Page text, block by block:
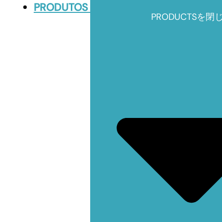
PRODUTOS
PRODUCTSを閉